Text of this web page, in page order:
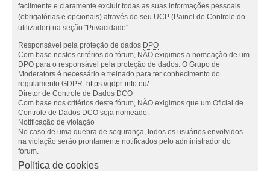
facilmente e claramente excluir todas as suas informações pessoais
(obrigatórias e opcionais) através do seu UCP (Painel de Controle do
utilizador) na seção "Privacidade".
Responsável pela proteção de dados DPO
Com base nestes critérios do fórum, NÃO exigimos a nomeação de um
DPO para o responsável pela proteção de dados. O Grupo de
Moderators é necessário e treinado para ter conhecimento do
regulamento GDPR: https://gdpr-info.eu/
Diretor de Controle de Dados DCO
Com base nos critérios deste fórum, NÃO exigimos que um Oficial de
Controle de Dados DCO seja nomeado.
Notificação de violação
No caso de uma quebra de segurança, todos os usuários envolvidos
na violação serão prontamente notificados pelo administrador do
fórum.
Política de cookies